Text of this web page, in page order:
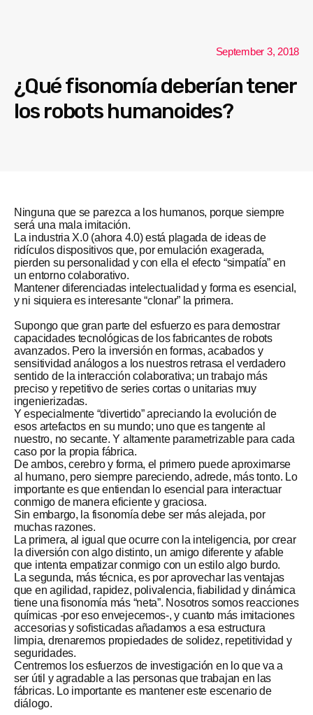
September 3, 2018
¿Qué fisonomía deberían tener
los robots humanoides?
Ninguna que se parezca a los humanos, porque siempre
será una mala imitación.
La industria X.0 (ahora 4.0) está plagada de ideas de
ridículos dispositivos que, por emulación exagerada,
pierden su personalidad y con ella el efecto “simpatía” en
un entorno colaborativo.
Mantener diferenciadas intelectualidad y forma es esencial,
y ni siquiera es interesante “clonar” la primera.
Supongo que gran parte del esfuerzo es para demostrar
capacidades tecnológicas de los fabricantes de robots
avanzados. Pero la inversión en formas, acabados y
sensitividad análogos a los nuestros retrasa el verdadero
sentido de la interacción colaborativa; un trabajo más
preciso y repetitivo de series cortas o unitarias muy
ingenierizadas.
Y especialmente “divertido” apreciando la evolución de
esos artefactos en su mundo; uno que es tangente al
nuestro, no secante. Y altamente parametrizable para cada
caso por la propia fábrica.
De ambos, cerebro y forma, el primero puede aproximarse
al humano, pero siempre pareciendo, adrede, más tonto. Lo
importante es que entiendan lo esencial para interactuar
conmigo de manera eficiente y graciosa.
Sin embargo, la fisonomía debe ser más alejada, por
muchas razones.
La primera, al igual que ocurre con la inteligencia, por crear
la diversión con algo distinto, un amigo diferente y afable
que intenta empatizar conmigo con un estilo algo burdo.
La segunda, más técnica, es por aprovechar las ventajas
que en agilidad, rapidez, polivalencia, fiabilidad y dinámica
tiene una fisonomía más “neta”. Nosotros somos reacciones
químicas -por eso envejecemos-, y cuanto más imitaciones
accesorias y sofisticadas añadamos a esa estructura
limpia, drenaremos propiedades de solidez, repetitividad y
seguridades.
Centremos los esfuerzos de investigación en lo que va a
ser útil y agradable a las personas que trabajan en las
fábricas. Lo importante es mantener este escenario de
diálogo.